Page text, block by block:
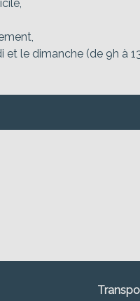
et le dimanche (de 9h à